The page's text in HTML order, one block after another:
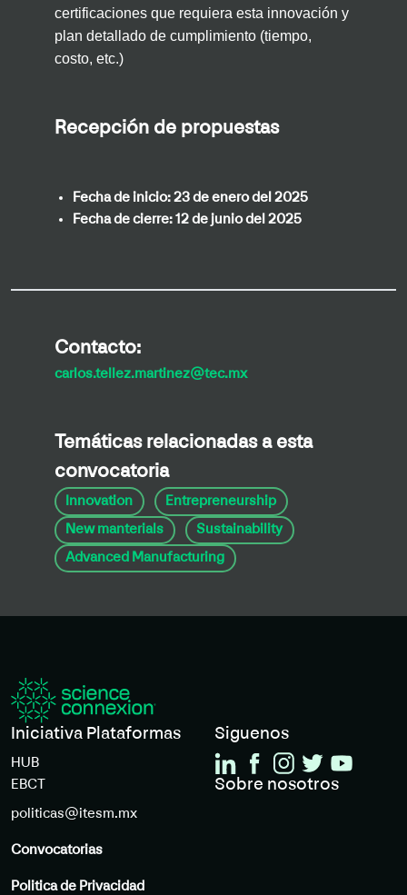
certificaciones que requiera esta innovación y
plan detallado de cumplimiento (tiempo,
costo, etc.)
Recepción de propuestas
Fecha de inicio:23 de enero del 2025
Fecha de cierre:12 de junio del 2025
Contacto:
carlos.tellez.martinez@tec.mx
Temáticas relacionadas a esta
convocatoria
Innovation
Entrepreneurship
New manterials
Sustainability
Advanced Manufacturing
Iniciativa Plataformas
HUB
EBCT
politicas@itesm.mx
Convocatorias
Politica de Privacidad
Siguenos
Sobre nosotros